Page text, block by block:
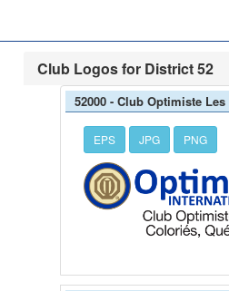
Club Logos for District 52
52000 - Club Optimiste
EPS JPG PNG